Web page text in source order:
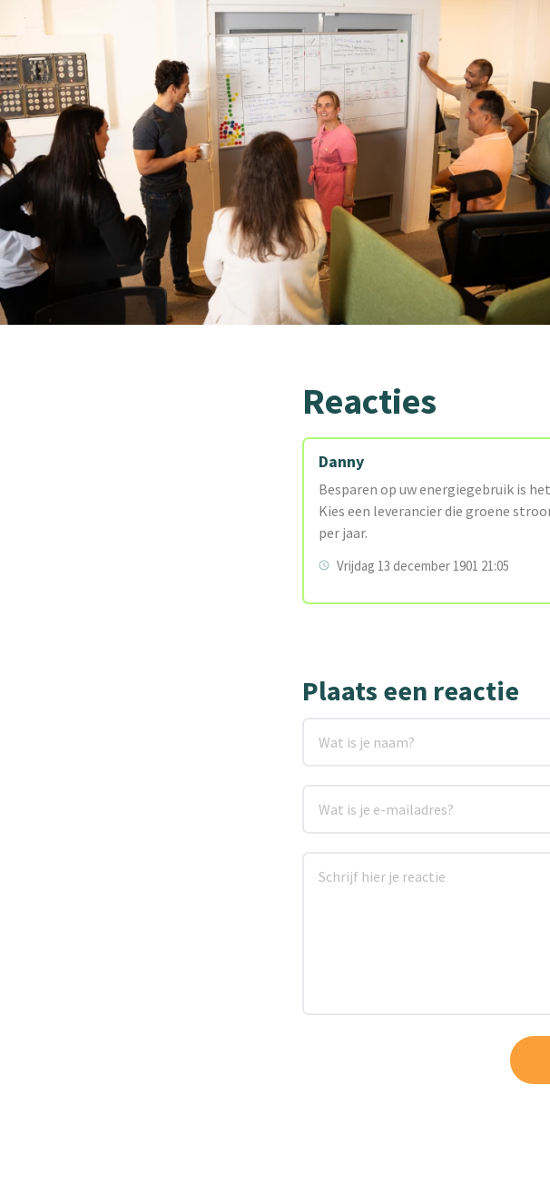
Reacties
Danny
Besparen op uw energiegebruik is
Kies een leverancier die groene
per jaar.
Vrijdag 13 december 1901 21:05
Plaats een reactie